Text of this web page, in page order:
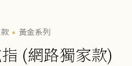
黃金系列
(網路獨家款)